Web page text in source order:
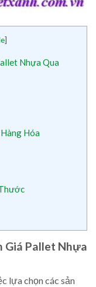
]
Nhựa Qua
Hóa
Giá Pallet Nhựa
lựa chọn các sản